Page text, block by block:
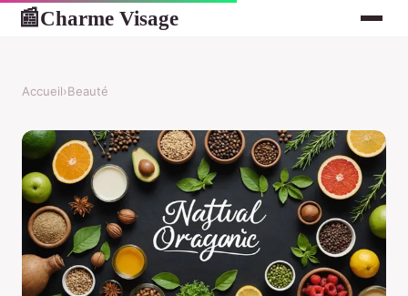
📰Charme Visage
Accueil›Beauté